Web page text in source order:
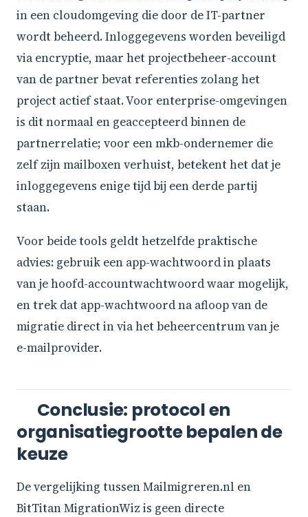
in een cloudomgeving die door de IT-partner
wordt beheerd. Inloggegevens worden beveiligd
via encryptie, maar het projectbeheer-account
van de partner bevat referenties zolang het
project actief staat. Voor enterprise-omgevingen
is dit normaal en geaccepteerd binnen de
partnerrelatie; voor een mkb-ondernemer die
zelf zijn mailboxen verhuist, betekent het dat je
inloggegevens enige tijd bij een derde partij
staan.
Voor beide tools geldt hetzelfde praktische
advies: gebruik een app-wachtwoord in plaats
van je hoofd-accountwachtwoord waar mogelijk,
en trek dat app-wachtwoord na afloop van de
migratie direct in via het beheercentrum van je
e-mailprovider.
Conclusie: protocol en
organisatiegrootte bepalen de
keuze
De vergelijking tussen Mailmigreren.nl en
BitTitan MigrationWiz is geen directe